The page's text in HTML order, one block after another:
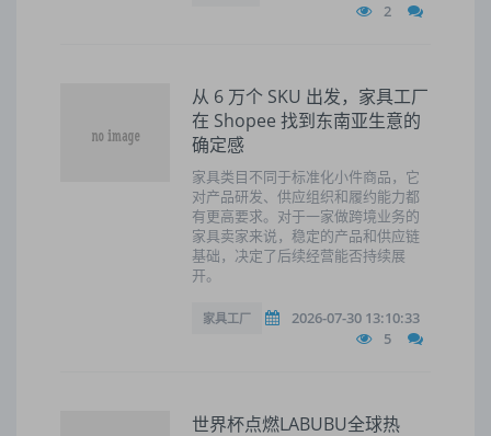
2
从 6 万个 SKU 出发，家具工厂
在 Shopee 找到东南亚生意的
确定感
家具类目不同于标准化小件商品，它
对产品研发、供应组织和履约能力都
有更高要求。对于一家做跨境业务的
家具卖家来说，稳定的产品和供应链
基础，决定了后续经营能否持续展
开。
家具工厂
2026-07-30 13:10:33
5
世界杯点燃LABUBU全球热